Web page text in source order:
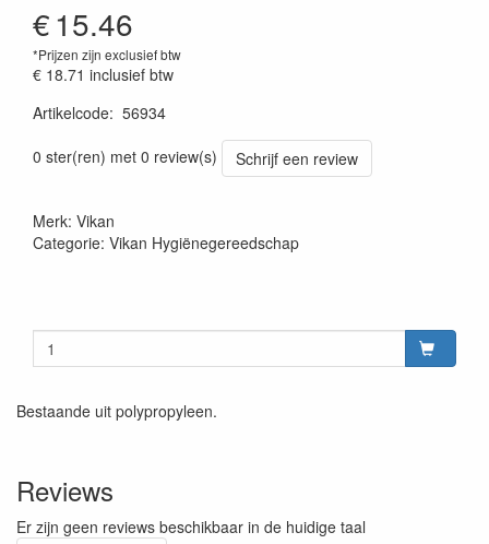
€15.46
*Prijzen zijn exclusief btw
€ 18.71 inclusief btw
Artikelcode: 56934
0 ster(ren) met 0 review(s)
Schrijf een review
Merk: Vikan
Categorie: Vikan Hygiënegereedschap
Bestaande uit polypropyleen.
Reviews
Er zijn geen reviews beschikbaar in de huidige taal